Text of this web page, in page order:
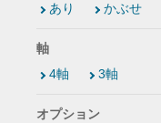
あり
かぶせ
軸
4軸
3軸
オプション